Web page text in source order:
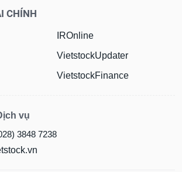
CHÍNH
IROnline
VietstockUpdater
VietstockFinance
vụ
3848 7238